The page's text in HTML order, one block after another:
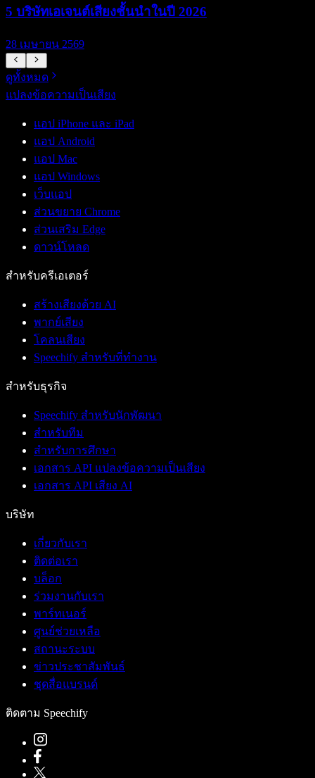
5 บริษัทเอเจนต์เสียงชั้นนำในปี 2026
28 เมษายน 2569
ดูทั้งหมด
แปลงข้อความเป็นเสียง
แอป iPhone และ iPad
แอป Android
แอป Mac
แอป Windows
เว็บแอป
ส่วนขยาย Chrome
ส่วนเสริม Edge
ดาวน์โหลด
สำหรับครีเอเตอร์
สร้างเสียงด้วย AI
พากย์เสียง
โคลนเสียง
Speechify สำหรับที่ทำงาน
สำหรับธุรกิจ
Speechify สำหรับนักพัฒนา
สำหรับทีม
สำหรับการศึกษา
เอกสาร API แปลงข้อความเป็นเสียง
เอกสาร API เสียง AI
บริษัท
เกี่ยวกับเรา
ติดต่อเรา
บล็อก
ร่วมงานกับเรา
พาร์ทเนอร์
ศูนย์ช่วยเหลือ
สถานะระบบ
ข่าวประชาสัมพันธ์
ชุดสื่อแบรนด์
ติดตาม Speechify